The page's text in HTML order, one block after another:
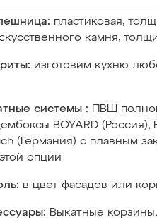
пластиковая,
камня,
изготовим кухню
системы :
ПВШ
BOYARD (Россия),
(Германия) с плавным
опции
в цвет фасадов или
Выкатные